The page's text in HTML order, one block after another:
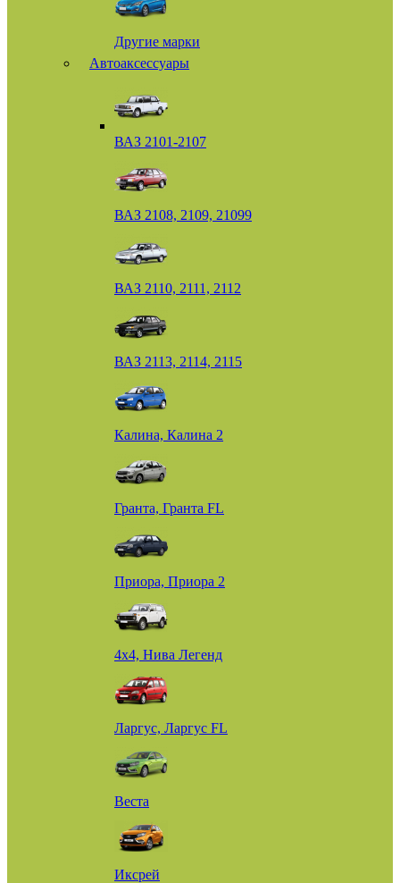
Другие марки
Автоаксессуары
ВАЗ 2101-2107
ВАЗ 2108, 2109, 21099
ВАЗ 2110, 2111, 2112
ВАЗ 2113, 2114, 2115
Калина, Калина 2
Гранта, Гранта FL
Приора, Приора 2
4х4, Нива Легенд
Ларгус, Ларгус FL
Веста
Иксрей